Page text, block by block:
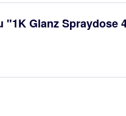
Glanz Spraydose